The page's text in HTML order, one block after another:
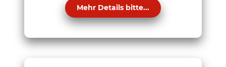
Mehr Details bitte...